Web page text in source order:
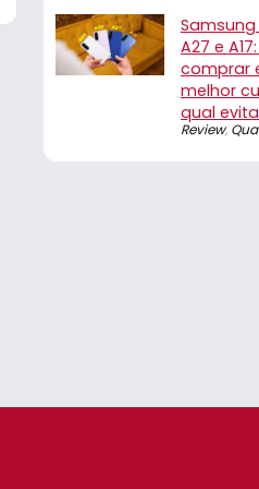
Samsung
A27 e
comprar
melhor
qual
Review,